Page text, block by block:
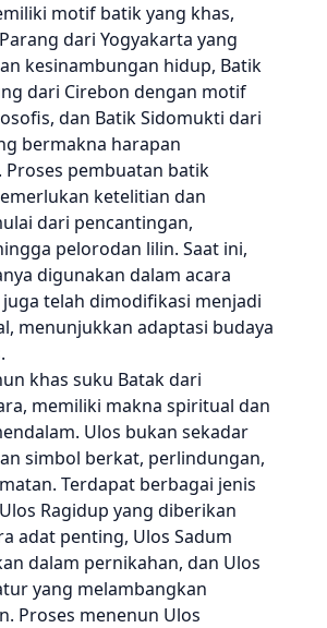
motif batik yang khas,
dari Yogyakarta yang
kesinambungan hidup, Batik
dari Cirebon dengan motif
dan Batik Sidomukti dari
bermakna harapan
Proses pembuatan batik
ketelitian dan
dari pencantingan,
pelorodan lilin. Saat ini,
digunakan dalam acara
telah dimodifikasi menjadi
menunjukkan adaptasi budaya
khas suku Batak dari
memiliki makna spiritual dan
Ulos bukan sekadar
simbol berkat, perlindungan,
Terdapat berbagai jenis
Ragidup yang diberikan
adat penting, Ulos Sadum
dalam pernikahan, dan Ulos
yang melambangkan
Proses menenun Ulos